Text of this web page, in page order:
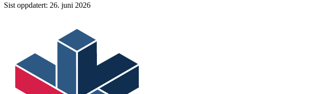
Sist oppdatert: 26. juni 2026